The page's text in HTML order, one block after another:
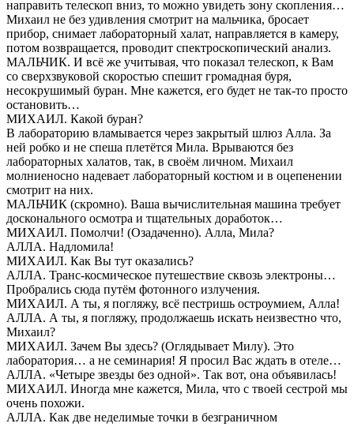
направить телескоп вниз, то можно увидеть зону скопления…
Михаил не без удивления смотрит на мальчика, бросает
прибор, снимает лабораторный халат, направляется в камеру,
потом возвращается, проводит спектроскопический анализ.
МАЛЬЧИК. И всё же учитывая, что показал телескоп, к Вам
со сверхзвуковой скоростью спешит громадная буря,
несокрушимый буран. Мне кажется, его будет не так-то просто
остановить…
МИХАИЛ. Какой буран?
В лабораторию вламывается через закрытый шлюз Алла. За
ней робко и не спеша плетётся Мила. Врываются без
лабораторных халатов, так, в своём личном. Михаил
молниеносно надевает лабораторный костюм и в оцепенении
смотрит на них.
МАЛЬЧИК (скромно). Ваша вычислительная машина требует
досконального осмотра и тщательных доработок…
МИХАИЛ. Помолчи! (Озадаченно). Алла, Мила?
АЛЛА. Надломила!
МИХАИЛ. Как Вы тут оказались?
АЛЛА. Транс-космическое путешествие сквозь электроны…
Пробрались сюда путём фотонного излучения.
МИХАИЛ. А ты, я погляжу, всё пестришь остроумием, Алла!
АЛЛА. А ты, я погляжу, продолжаешь искать неизвестно что,
Михаил?
МИХАИЛ. Зачем Вы здесь? (Оглядывает Милу). Это
лаборатория… а не семинария! Я просил Вас ждать в отеле…
АЛЛА. «Четыре звезды без одной». Так вот, она объявилась!
МИХАИЛ. Иногда мне кажется, Мила, что с твоей сестрой мы
очень похожи.
АЛЛА. Как две неделимые точки в безграничном